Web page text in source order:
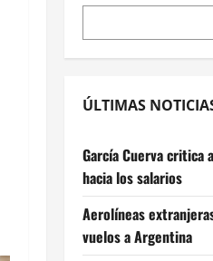
ÚLTIMAS
García Cuerva critica
hacia los salarios
Aerolíneas
vuelos a Argentina